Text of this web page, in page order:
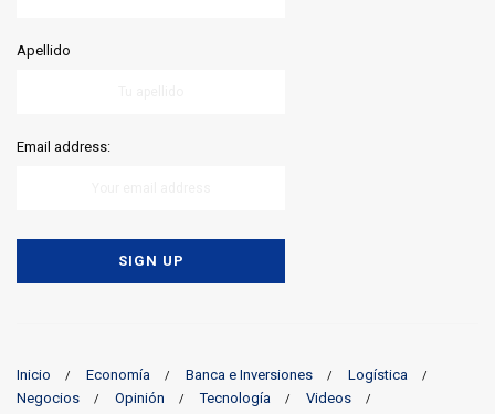
Apellido
Email address:
Inicio Economía Banca e Inversiones
Logística
Negocios
Opinión Tecnología
Videos